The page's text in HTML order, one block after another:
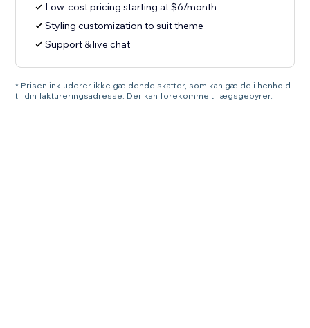
Low-cost pricing starting at $6/month
Styling customization to suit theme
Support & live chat
* Prisen inkluderer ikke gældende skatter, som kan gælde i henhold
til din faktureringsadresse. Der kan forekomme tillægsgebyrer.